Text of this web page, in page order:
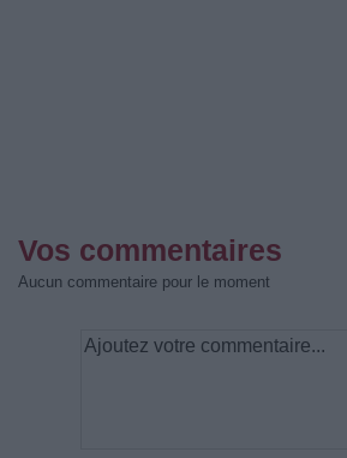
Vos commentaires
Aucun commentaire pour le moment